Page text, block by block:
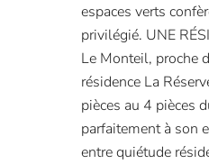
espaces verts
privilégié. UNE
Le Monteil, proche
résidence La
pièces au 4 pièces
parfaitement à son
entre quiétude